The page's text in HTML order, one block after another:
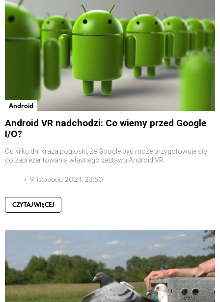
Android
Android VR nadchodzi: Co wiemy przed Google
I/O?
Od kilku dni krążą pogłoski, że Google być może przygotowuje się
do zaprezentowania własnego zestawu Android VR
9 listopada 2024, 23:50
CZYTAJ WIĘCEJ